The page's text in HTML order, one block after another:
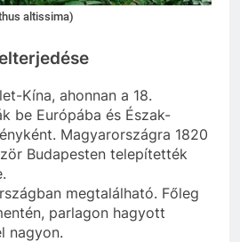
altissima)
Kína, ahonnan a 18.
be Európába és Észak-
Magyarországra 1820
Budapesten telepítették
megtalálható. Főleg
parlagon hagyott
nagyon.